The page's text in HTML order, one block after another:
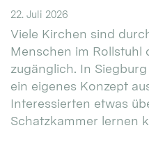
22. Juli 2026
Viele Kirchen sind
Menschen im
zugänglich. In
ein eigenes Konzept
Interessierten etwas
Schatzkammer lernen